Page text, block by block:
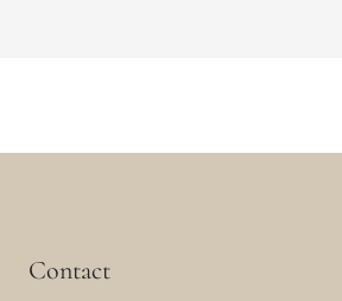
Contact